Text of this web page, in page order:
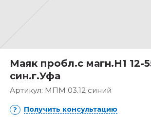
Маяк пробл.с магн.H1 12-
син.г.Уфа
Артикул: МПМ 03.12 синий
Получить консультацию